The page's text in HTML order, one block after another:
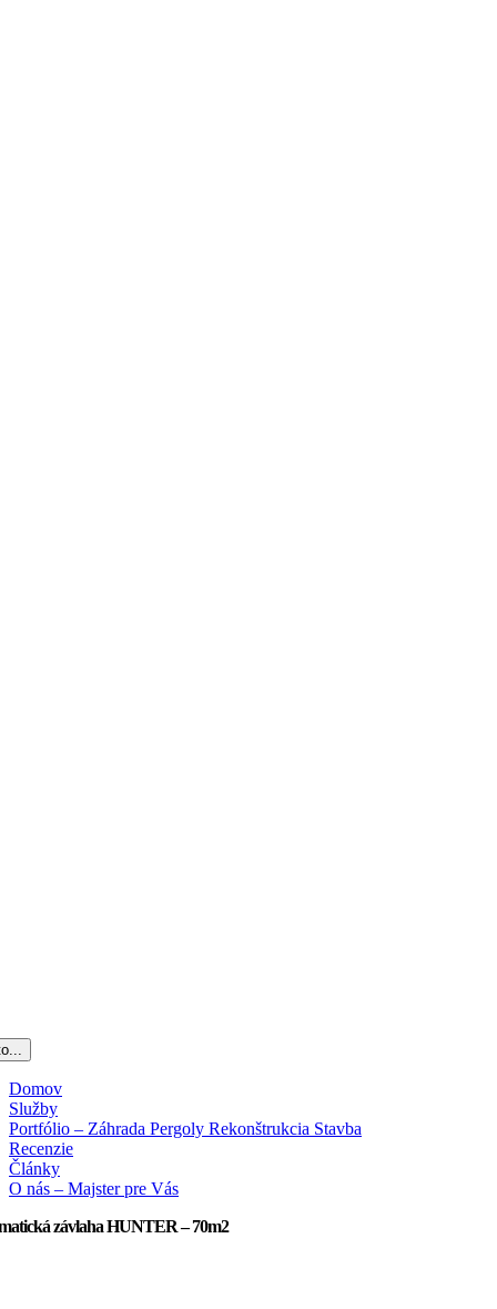
Domov
Služby
Portfólio – Záhrada Pergoly Rekonštrukcia Stavba
Recenzie
Články
O nás – Majster pre Vás
závlaha HUNTER – 70m2